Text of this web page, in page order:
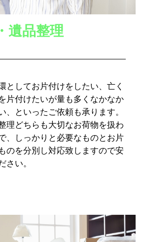
遺品整理
としてお片付けをしたい、亡く
片付けたいが量も多くなかなか
、といったご依頼も承ります。
理どちらも大切なお荷物を扱わ
、しっかりと必要なものとお片
のを分別し対応致しますので安
さい。